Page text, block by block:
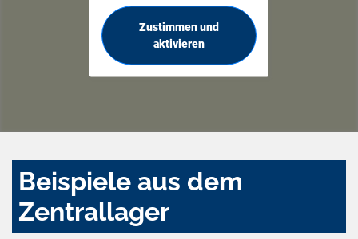
Zustimmen und
aktivieren
Beispiele aus dem
Zentrallager